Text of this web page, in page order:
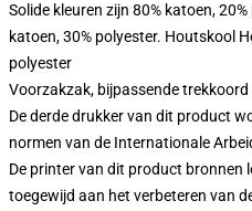
Solide kleuren zijn 80% katoen,
katoen, 30% polyester. Houtskool
polyester
Voorzakzak, bijpassende trekkoord
De derde drukker van dit product
normen van de Internationale
De printer van dit product bronnen
toegewijd aan het verbeteren van